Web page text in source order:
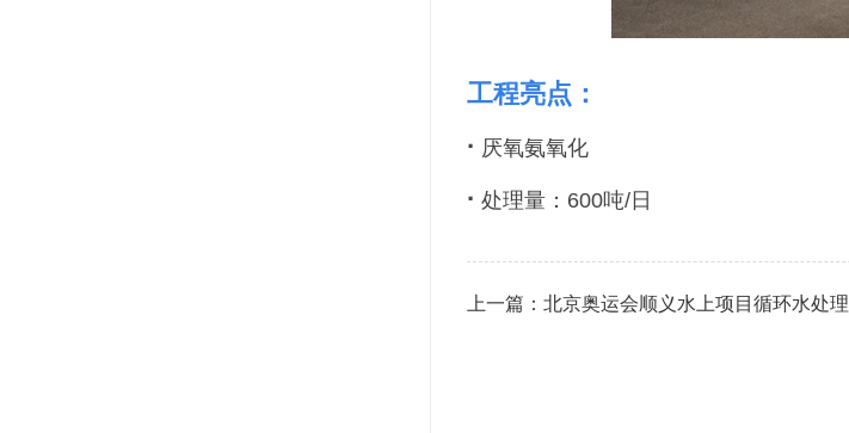
工程亮点：
· 厌氧氨氧化
· 处理量：600吨/日
上一篇：北京奥运会顺义水上项目循环水处理